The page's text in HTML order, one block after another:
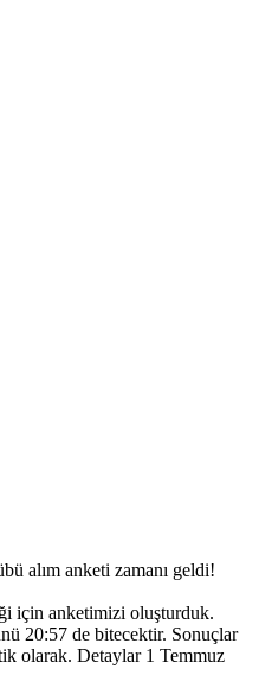
alım anketi zamanı geldi!
için anketimizi oluşturduk.
20:57 de bitecektir. Sonuçlar
olarak. Detaylar 1 Temmuz